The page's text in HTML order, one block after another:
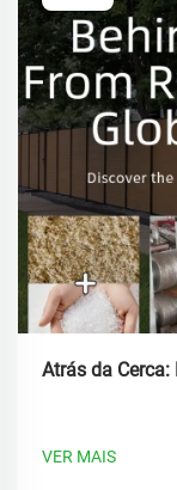
Atrás da
VER MAIS